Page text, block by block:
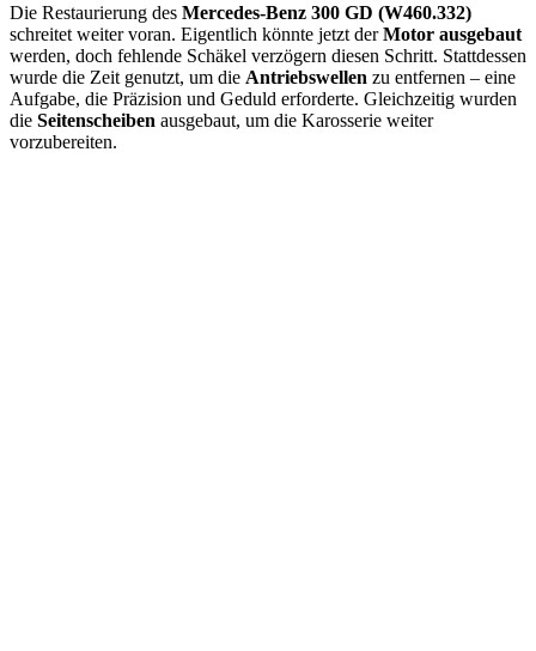
Die Restaurierung des Mercedes-Benz 300 GD (W460.332)
schreitet weiter voran. Eigentlich könnte jetzt derMotor ausgebaut
werden, doch fehlende Schäkel verzögern diesen Schritt. Stattdessen
wurde die Zeit genutzt, um die Antriebswellen zu entfernen – eine
Aufgabe, die Präzision und Geduld erforderte. Gleichzeitig wurden
die Seitenscheiben ausgebaut, um die Karosserie weiter
vorzubereiten.